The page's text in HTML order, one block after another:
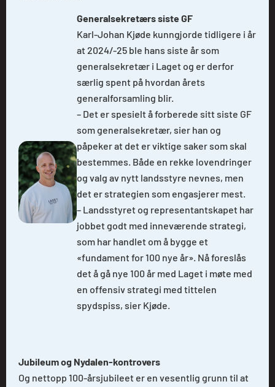
Generalsekretærs siste GF
Karl-Johan Kjøde kunngjorde tidligere i år
at 2024/-25 ble hans siste år som
generalsekretær i Laget og er derfor
særlig spent på hvordan årets
generalforsamling blir.
– Det er spesielt å forberede sitt siste GF
som generalsekretær, sier han og
påpeker at det er viktige saker som skal
bestemmes. Både en rekke lovendringer
og valg av nytt landsstyre nevnes, men
det er strategien som engasjerer mest.
– Landsstyret og representantskapet har
jobbet godt med inneværende strategi,
som har handlet om å bygge et
«fundament for 100 nye år». Nå foreslås
det å gå nye 100 år med Laget i møte med
en offensiv strategi med tittelen
spydspiss, sier Kjøde.
Jubileum og Nydalen-kontrovers
Og nettopp 100-årsjubileet er en vesentlig grunn til at